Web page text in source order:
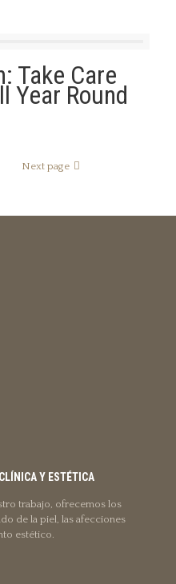
Take Care
Year Round
Next page
Y ESTÉTICA
trabajo, ofrecemos los
de la piel, las afecciones
estético.